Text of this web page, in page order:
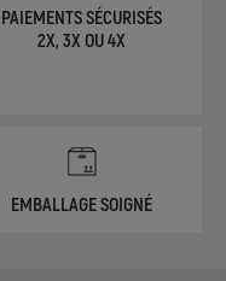
PAIEMENTS SÉCURISÉS
2X, 3X OU 4X
EMBALLAGE SOIGNÉ